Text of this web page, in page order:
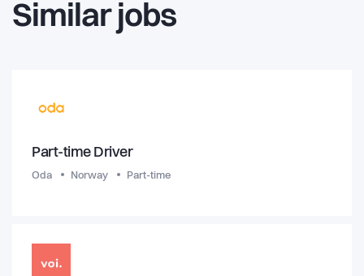
Similar jobs
Part-time Driver
Oda Norway Part-time